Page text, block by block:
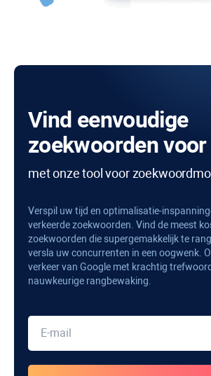
Vind eenvoudige
zoekwoorden voor
met onze tool voor
Verspil uw tijd en optimalisatie-
verkeerde zoekwoorden. Vind de meest
zoekwoorden die supergemakkelijk te
versla uw concurrenten in een oogwenk.
verkeer van Google met krachtig
nauwkeurige rangbewaking.